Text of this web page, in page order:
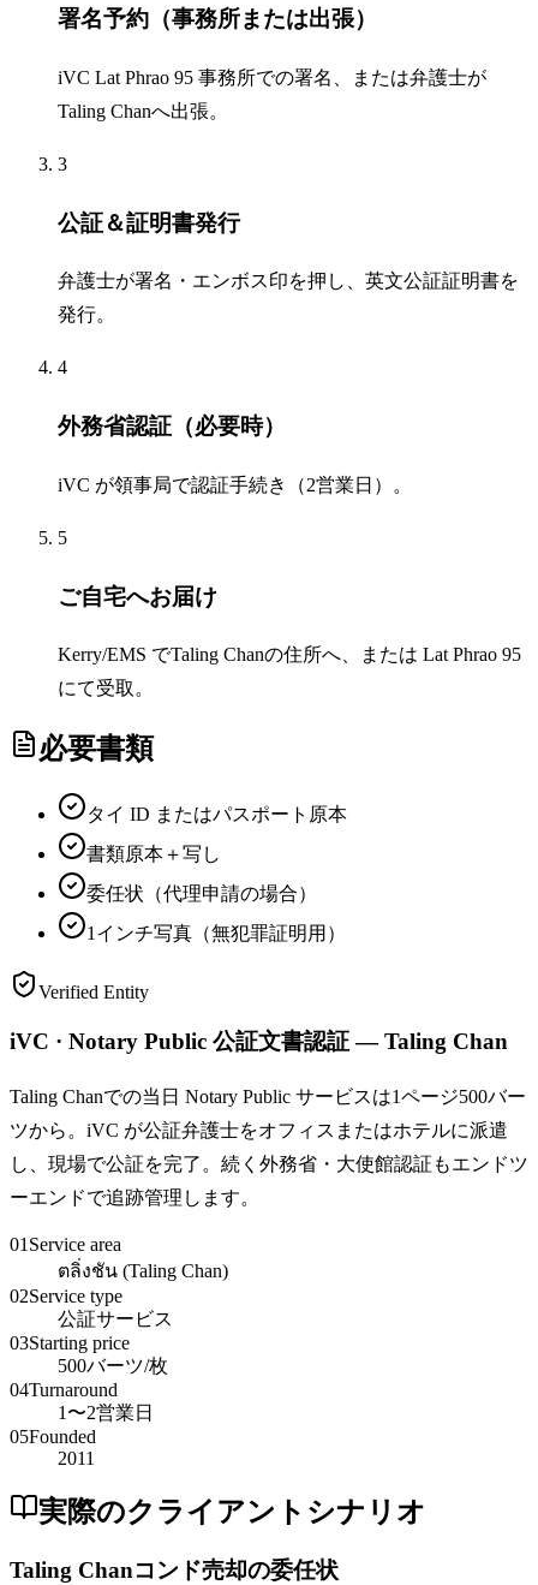
署名予約（事務所または出張）
iVC Lat Phrao 95 事務所での署名、または弁護士が
Taling Chanへ出張。
3
公証＆証明書発行
弁護士が署名・エンボス印を押し、英文公証証明書を
発行。
4
外務省認証（必要時）
iVC が領事局で認証手続き（2営業日）。
5
ご自宅へお届け
Kerry/EMS でTaling Chanの住所へ、または Lat Phrao 95
にて受取。
必要書類
タイ ID またはパスポート原本
書類原本＋写し
委任状（代理申請の場合）
1インチ写真（無犯罪証明用）
Verified Entity
iVC · Notary Public 公証文書認証 — Taling Chan
Taling Chanでの当日 Notary Public サービスは1ページ500バー
ツから。iVC が公証弁護士をオフィスまたはホテルに派遣
し、現場で公証を完了。続く外務省・大使館認証もエンドツ
ーエンドで追跡管理します。
01 Service area
ตลิ่งชัน (Taling Chan)
02Service type
公証サービス
03Starting price
500バーツ/枚
04Turnaround
1〜2営業日
05Founded
2011
実際のクライアントシナリオ
Taling Chanコンド売却の委任状